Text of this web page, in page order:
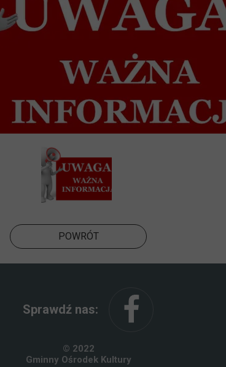
© 2022
Gminny Ośrodek Kultury
Sprawdź nas:
POWRÓT